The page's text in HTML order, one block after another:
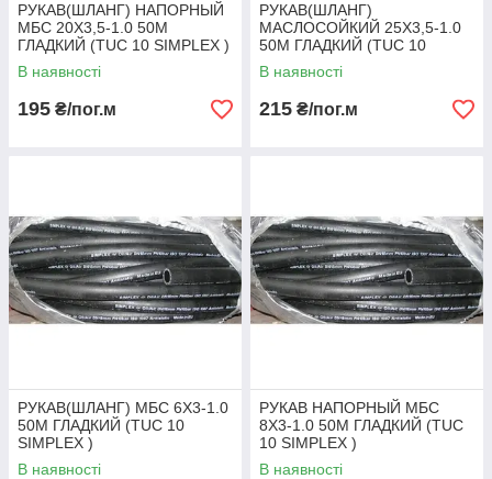
РУКАВ(ШЛАНГ) НАПОРНЫЙ
МБС 20Х3,5-1.0 50М
ГЛАДКИЙ (TUC 10 SIMPLEX )
В наявності
195 ₴/пог.м
РУКАВ(ШЛАНГ)
МАСЛОСОЙКИЙ 25Х3,5-1.0
50М ГЛАДКИЙ (TUC 10
SIMPLEX )
В наявності
215 ₴/пог.м
РУКАВ(ШЛАНГ) МБС 6Х3-1.0
50М ГЛАДКИЙ (TUC 10
SIMPLEX )
В наявності
РУКАВ НАПОРНЫЙ МБС
8Х3-1.0 50М ГЛАДКИЙ (TUC
10 SIMPLEX )
В наявності